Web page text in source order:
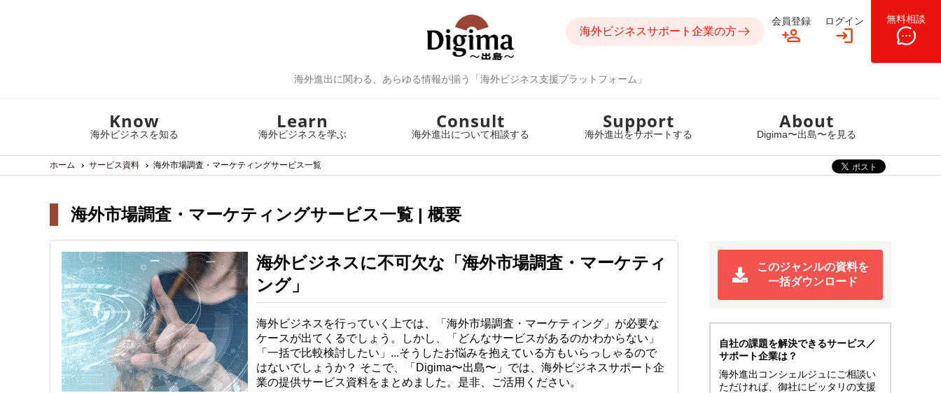
海外進出に関わる、あらゆる情報が揃う「海外ビジネス支援プラットフォーム」
海外ビジネスサポート企業の方
会員登録 ログイン 無料相談
Know
海外ビジネスを知る
Learn
海外ビジネスを学ぶ
Consult
海外進出について相談する
Support
海外進出をサポートする
About
Digima〜出島〜を見る
ホーム サービス資料 海外市場調査・マーケティングサービス一覧
海外市場調査・マーケティングサービス一覧 | 概要
海外ビジネスに不可欠な「海外市場調査・マーケティ
ング」
海外ビジネスを行っていく上では、「海外市場調査・マーケティング」が必要な
ケースが出てくるでしょう。しかし、「どんなサービスがあるのかわからない」
「一括で比較検討したい」...そうしたお悩みを抱えている方もいらっしゃるので
はないでしょうか？ そこで、「Digima〜出島〜」では、海外ビジネスサポート企
業の提供サービス資料をまとめました。是非、ご活用ください。
このジャンルの資料を
一括ダウンロード
自社の課題を解決できるサービス／
サポート企業は？
海外進出コンシェルジュにご相談い
ただければ、御社にピッタリの支援